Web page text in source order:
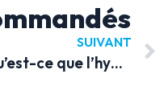
SUIVANT
Qu’est-ce que l’hydrocurage ? Définition, procédé et équipement